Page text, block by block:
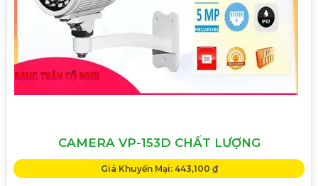
CAMERA VP-153D CHẤT LƯỢNG
Giá Khuyến Mại: 443,100 ₫